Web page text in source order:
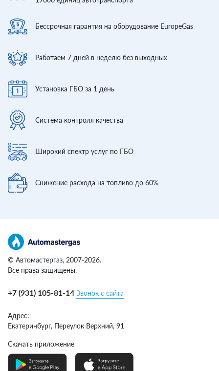
Бессрочная гарантия на оборудование EuropeGas
Работаем 7 дней в неделю без выходных
Установка ГБО за 1 день
Система контроля качества
Широкий спектр услуг по ГБО
Снижение расхода на топливо до 60%
© Автомастергаз, 2007-2026.
Все права защищены.
+7 (931) 105-81-14 Звонок с сайта
Адрес:
Екатеринбург, Переулок Верхний, 91
Скачать приложение